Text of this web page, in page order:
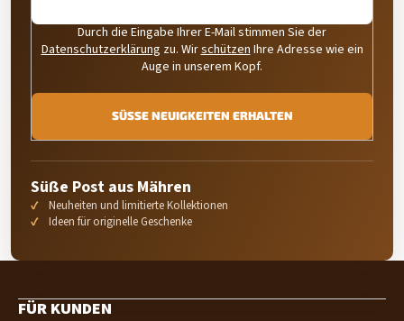
Durch die Eingabe Ihrer E-Mail stimmen Sie der
Datenschutzerklärung zu. Wirschützen Ihre Adresse wie ein
Auge in unserem Kopf.
SÜSSE NEUIGKEITEN ERHALTEN
Süße Post aus Mähren
Neuheiten und limitierte Kollektionen
Ideen für originelle Geschenke
FÜR KUNDEN